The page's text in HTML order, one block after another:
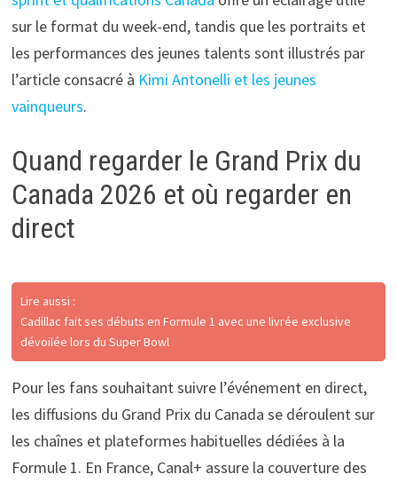
sur le format du week-end, tandis que les portraits et
les performances des jeunes talents sont illustrés par
l’article consacré à Kimi Antonelli et les jeunes
vainqueurs.
Quand regarder le Grand Prix du
Canada 2026 et où regarder en
direct
Lire aussi :
Cadillac fait ses débuts en Formule 1 avec une livrée exclusive
dévoilée lors du Super Bowl
Pour les fans souhaitant suivre l’événement en direct,
les diffusions du Grand Prix du Canada se déroulent sur
les chaînes et plateformes habituelles dédiées à la
Formule 1. En France, Canal+ assure la couverture des